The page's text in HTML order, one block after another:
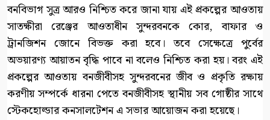
বনবিভাগ সুত্র আরও নিশ্চিত করে জানা যায় এই প্রকল্পের আওতায়
সাতক্ষীরা রেঞ্জের আওতাধীন সুন্দরবনকে কোর, বাফার ও
ট্রানজিশন জোনে বিভক্ত করা হবে। তবে সেক্ষেত্রে পুর্বের
অভয়ারণ্য আয়াতন বৃদ্ধি পাবে না বলেও নিশ্চিত করা হয়। বরং এই
প্রকল্পের আওতায় বনজীবীসহ সুন্দরবনের জীব ও প্রকৃতি রক্ষায়
করণীয় সম্পর্কে ধারনা পেতে বনজীবীসহ স্থানীয় সব গোষ্ঠীর সাথে
স্টেকহোল্ডার কনসালটেশন এ সভার আয়োজন করা হয়েছে।